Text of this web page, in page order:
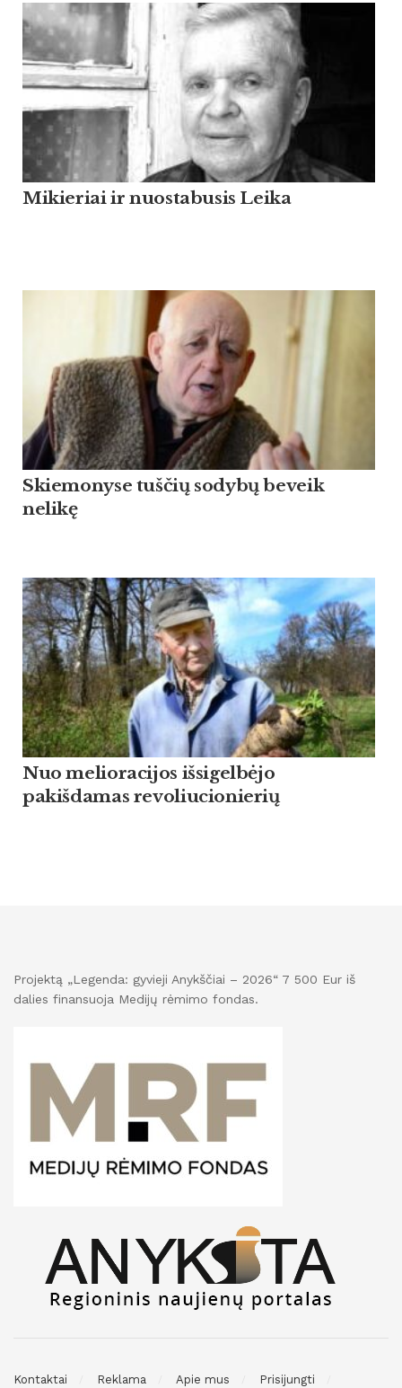
Mikieriai ir nuostabusis Leika
Skiemonyse tuščių sodybų beveik
nelikę
Nuo melioracijos išsigelbėjo
pakišdamas revoliucionierių
Projektą „Legenda: gyvieji Anykščiai – 2026“ 7 500 Eur iš
dalies finansuoja Medijų rėmimo fondas.
Kontaktai Reklama Apie mus Prisijungti